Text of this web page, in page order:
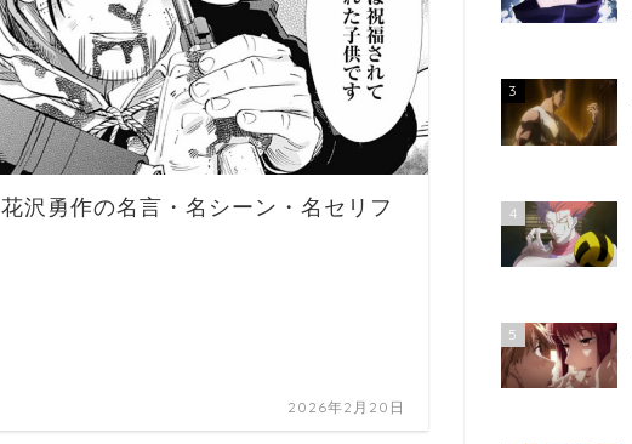
花沢勇作の名言・名シーン・名セリフ
2026年2月20日
3
4
5